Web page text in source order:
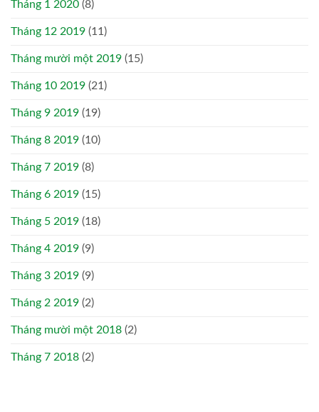
Tháng 1 2020 (8)
Tháng 12 2019 (11)
Tháng mười một 2019 (15)
Tháng 10 2019 (21)
Tháng 9 2019 (19)
Tháng 8 2019 (10)
Tháng 7 2019 (8)
Tháng 6 2019 (15)
Tháng 5 2019 (18)
Tháng 4 2019 (9)
Tháng 3 2019 (9)
Tháng 2 2019 (2)
Tháng mười một 2018 (2)
Tháng 7 2018 (2)